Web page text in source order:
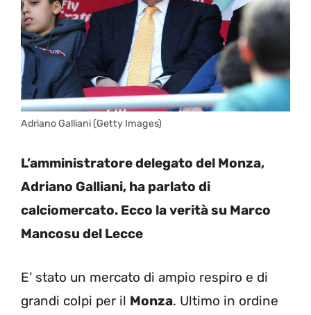
Adriano Galliani (Getty Images)
L’amministratore delegato del Monza,
Adriano Galliani, ha parlato di
calciomercato. Ecco la verità su Marco
Mancosu del Lecce
E’ stato un mercato di ampio respiro e di
grandi colpi per il Monza. Ultimo in ordine